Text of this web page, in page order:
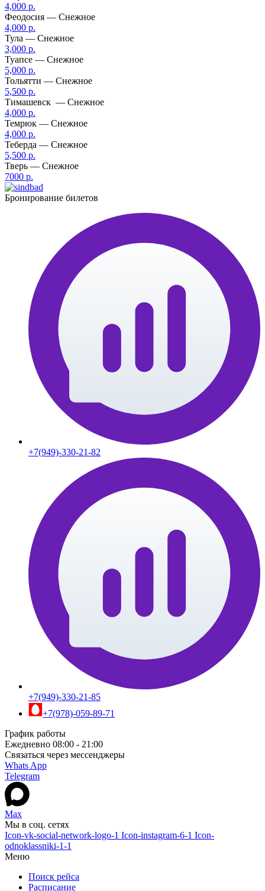
4,000 р.
Феодосия — Снежное
4,000 р.
Тула — Снежное
3,000 р.
Туапсе — Снежное
5,000 р.
Тольятти — Снежное
5,500 р.
Тимашевск — Снежное
4,000 р.
Темрюк — Снежное
4,000 р.
Теберда — Снежное
5,500 р.
Тверь — Снежное
7000 р.
Бронирование билетов
+7(949)-330-21-82
+7(949)-330-21-85
+7(978)-059-89-71
График работы
Ежедневно 08:00 - 21:00
Связаться через мессенджеры
Whats App
Telegram
Max
Мы в соц. сетях
Icon-vk-social-network-logo-1 Icon-instagram-6-1 Icon-
odnoklassniki-1-1
Меню
Поиск рейса
Расписание